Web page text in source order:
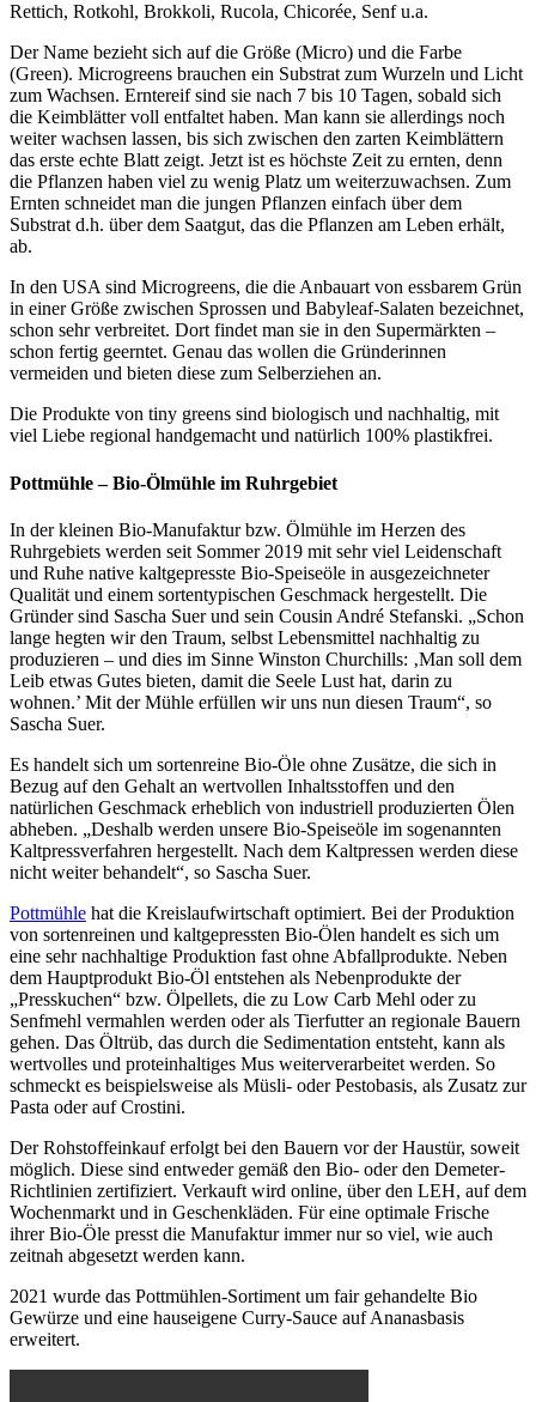
Rettich, Rotkohl, Brokkoli, Rucola, Chico­rée, Senf u.a.
Der Name bezieht sich auf die Größe (Micro) und die Farbe
(Green). Microgreens brauchen ein Substrat zum Wurzeln und Licht
zum Wachsen. Erntereif sind sie nach 7 bis 10 Tagen, sobald sich
die Keimblätter voll entfaltet haben. Man kann sie aller­dings noch
weiter wachsen lassen, bis sich zwischen den zarten Keimblättern
das erste echte Blatt zeigt. Jetzt ist es höchste Zeit zu ernten, denn
die Pflanzen haben viel zu wenig Platz um weiterzuwachsen. Zum
Ernten schneidet man die jungen Pflan­zen einfach über dem
Substrat d.h. über dem Saatgut, das die Pflanzen am Leben erhält,
ab.
In den USA sind Microgreens, die die Anbauart von essbarem Grün
in einer Größe zwischen Sprossen und Babyleaf-Salaten bezeichnet,
schon sehr verbreitet. Dort findet man sie in den Supermärkten –
schon fertig geerntet. Genau das wollen die Gründerinnen
vermeiden und bieten diese zum Selberziehen an.
Die Produkte von tiny greens sind biologisch und nachhaltig, mit
viel Liebe regional hand­gemacht und natürlich 100% plastikfrei.
Pottmühle – Bio-Ölmühle im Ruhrgebiet
In der kleinen Bio-Manufaktur bzw. Ölmühle im Herzen des
Ruhrgebiets werden seit Sommer 2019 mit sehr viel Leidenschaft
und Ruhe native kaltgepresste Bio-Speise­öle in ausgezeichneter
Qualität und einem sortentypischen Geschmack hergestellt. Die
Gründer sind Sascha Suer und sein Cousin André Stefanski. „Schon
lange heg­ten wir den Traum, selbst Lebensmittel nachhaltig zu
produzieren – und dies im Sinne Winston Churchills: ‚Man soll dem
Leib etwas Gutes bieten, damit die Seele Lust hat, da­rin zu
wohnen.’ Mit der Mühle erfüllen wir uns nun diesen Traum“, so
Sascha Suer.
Es handelt sich um sortenreine Bio-Öle ohne Zusätze, die sich in
Bezug auf den Ge­halt an wertvollen Inhaltsstoffen und den
natürlichen Geschmack erheblich von industriell produzierten Ölen
abheben. „Deshalb werden unsere Bio-Speiseöle im sogenannten
Kaltpressverfahren hergestellt. Nach dem Kaltpressen werden diese
nicht weiter behandelt“, so Sascha Suer.
Pottmühle hat die Kreislaufwirtschaft optimiert. Bei der Produktion
von sortenreinen und kaltgepressten Bio-Ölen handelt es sich um
eine sehr nachhaltige Produktion fast ohne Abfallpro­dukte. Neben
dem Hauptprodukt Bio-Öl entstehen als Nebenprodukte der
„Pressku­chen“ bzw. Ölpellets, die zu Low Carb Mehl oder zu
Senfmehl vermahlen werden oder als Tierfutter an regionale Bauern
gehen. Das Öltrüb, das durch die Sedimenta­tion entsteht, kann als
wertvolles und proteinhaltiges Mus weiterverarbeitet werden. So
schmeckt es beispielsweise als Müsli- oder Pestobasis, als Zusatz zur
Pasta oder auf Crostini.
Der Rohstoffeinkauf erfolgt bei den Bauern vor der Haustür, soweit
möglich. Diese sind entweder gemäß den Bio- oder den Demeter-
Richtlinien zertifiziert. Verkauft wird online, über den LEH, auf dem
Wochenmarkt und in Geschenkläden. Für eine optimale Frische
ihrer Bio-Öle presst die Manufaktur immer nur so viel, wie auch
zeitnah abgesetzt werden kann.
2021 wurde das Pottmühlen-Sortiment um fair gehandelte Bio
Gewürze und eine hauseigene Curry-Sauce auf Ananasbasis
erweitert.